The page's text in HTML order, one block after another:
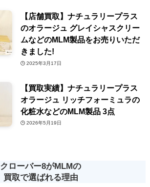
【店舗買取】ナチュラリープラス
のオラージュ グレイシャスクリー
ムなどのMLM製品をお売りいただ
きました!
2025年3月17日
【買取実績】ナチュラリープラス
オラージュ リッチフォーミュラの
化粧水などのMLM製品 3点
2026年5月19日
クローバー8がMLMの
買取で選ばれる理由